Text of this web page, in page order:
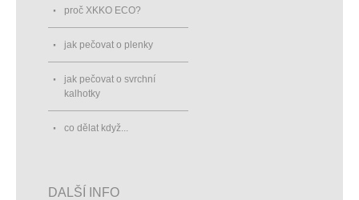
proč XKKO ECO?
jak pečovat o plenky
jak pečovat o svrchní
kalhotky
co dělat když...
DALŠÍ INFO